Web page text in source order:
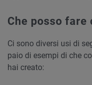
Che posso
Ci sono diversi usi di
paio di esempi di che
hai creato: